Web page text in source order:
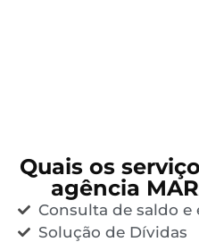
Quais os
agência
Consulta de saldo e
Solução de Dívidas